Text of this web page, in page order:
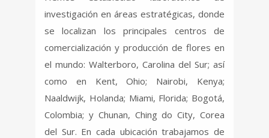
investigación en áreas estratégicas, donde
se localizan los principales centros de
comercialización y producción de flores en
el mundo: Walterboro, Carolina del Sur; así
como en Kent, Ohio; Nairobi, Kenya;
Naaldwijk, Holanda; Miami, Florida; Bogotá,
Colombia; y Chunan, Ching do City, Corea
del Sur. En cada ubicación trabajamos de